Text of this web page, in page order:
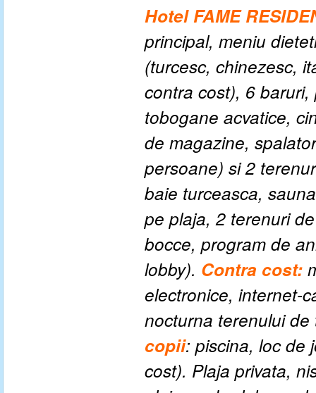
Hotel FAME
principal, meniu
(turcesc, chinezesc,
contra cost), 6
tobogane acvatice,
de magazine,
persoane) si 2
baie turceasca,
pe plaja, 2 terenuri
bocce, program de
lobby). Contra cost:
electronice, internet-
nocturna terenului
copii: piscina, loc de
cost). Plaja privata,